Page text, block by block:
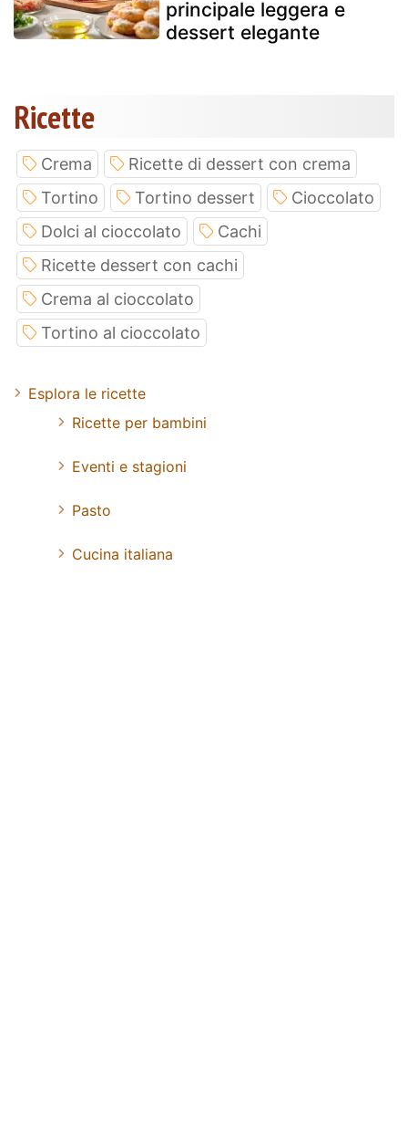
principale leggera e
dessert elegante
Ricette
Crema
Ricette di dessert con crema
Tortino
Tortino dessert
Cioccolato
Dolci al cioccolato
Cachi
Ricette dessert con cachi
Crema al cioccolato
Tortino al cioccolato
Esplora le ricette
Ricette per bambini
Eventi e stagioni
Pasto
Cucina italiana